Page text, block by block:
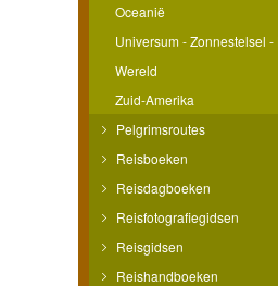
Oceanië
Universum - Zonnestelsel -
Wereld
Zuid-Amerika
Pelgrimsroutes
Reisboeken
Reisdagboeken
Reisfotografiegidsen
Reisgidsen
Reishandboeken